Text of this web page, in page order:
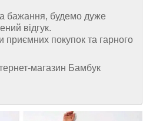
бажання, будемо дуже
відгук.
покупок та гарного
магазин Бамбук